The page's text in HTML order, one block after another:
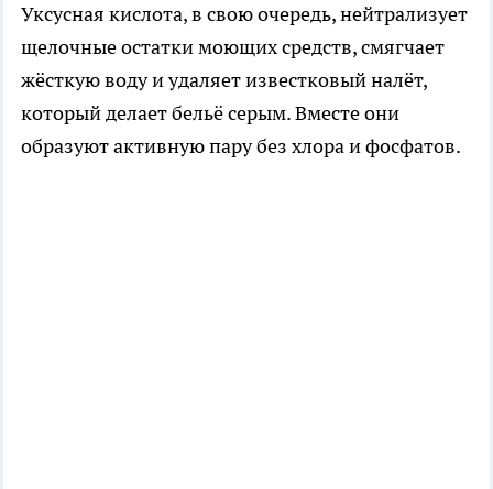
Уксусная кислота, в свою очередь, нейтрализует
щелочные остатки моющих средств, смягчает
жёсткую воду и удаляет известковый налёт,
который делает бельё серым. Вместе они
образуют активную пару без хлора и фосфатов.